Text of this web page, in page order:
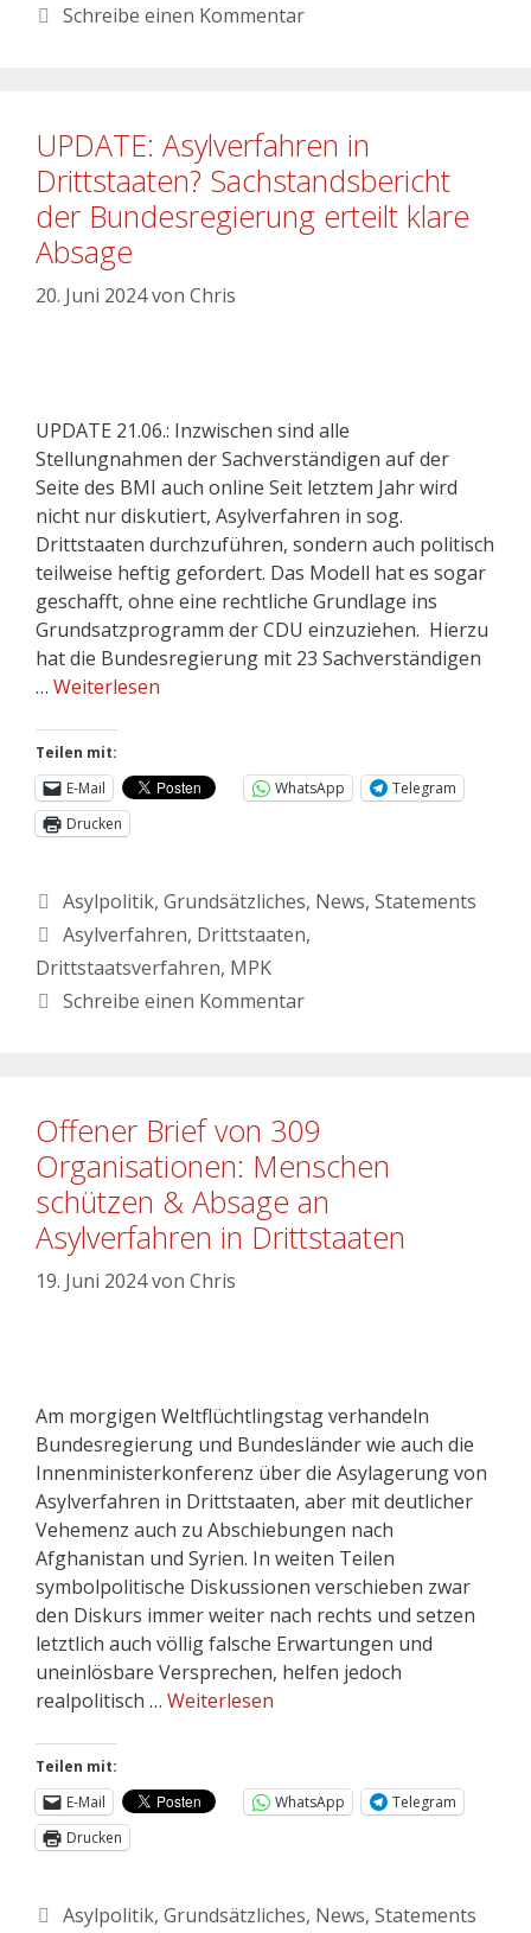
Schreibe einen Kommentar
UPDATE: Asylverfahren in
Drittstaaten? Sachstandsbericht
der Bundesregierung erteilt klare
Absage
20. Juni 2024von Chris
UPDATE 21.06.: Inzwischen sind alle
Stellungnahmen der Sachverständigen auf der
Seite des BMI auch online Seit letztem Jahr wird
nicht nur diskutiert, Asylverfahren in sog.
Drittstaaten durchzuführen, sondern auch politisch
teilweise heftig gefordert. Das Modell hat es sogar
geschafft, ohne eine rechtliche Grundlage ins
Grundsatzprogramm der CDU einzuziehen. Hierzu
hat die Bundesregierung mit 23 Sachverständigen
… Weiterlesen
Teilen mit:
E-Mail
WhatsApp
Telegram
Drucken
Asylpolitik, Grundsätzliches, News, Statements
Asylverfahren, Drittstaaten,
Drittstaatsverfahren, MPK
Schreibe einen Kommentar
Offener Brief von 309
Organisationen: Menschen
schützen & Absage an
Asylverfahren in Drittstaaten
19. Juni 2024von Chris
Am morgigen Weltflüchtlingstag verhandeln
Bundesregierung und Bundesländer wie auch die
Innenministerkonferenz über die Asylagerung von
Asylverfahren in Drittstaaten, aber mit deutlicher
Vehemenz auch zu Abschiebungen nach
Afghanistan und Syrien. In weiten Teilen
symbolpolitische Diskussionen verschieben zwar
den Diskurs immer weiter nach rechts und setzen
letztlich auch völlig falsche Erwartungen und
uneinlösbare Versprechen, helfen jedoch
realpolitisch … Weiterlesen
Teilen mit:
E-Mail
WhatsApp
Telegram
Drucken
Asylpolitik, Grundsätzliches, News, Statements